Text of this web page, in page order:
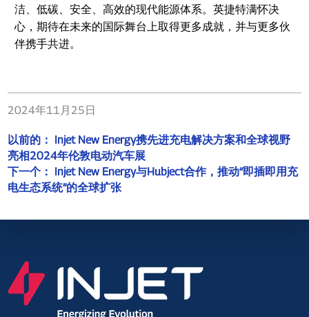
洁、低碳、安全、高效的现代能源体系。英捷特满怀决
心，期待在未来的国际舞台上取得更多成就，并与更多伙
伴携手共进。
2024年11月25日
以前的： Injet New Energy携先进充电解决方案和全球视野
亮相2024年伦敦电动汽车展
下一个： Injet New Energy与Hubject合作，推动“即插即用充
电生态系统”的全球扩张